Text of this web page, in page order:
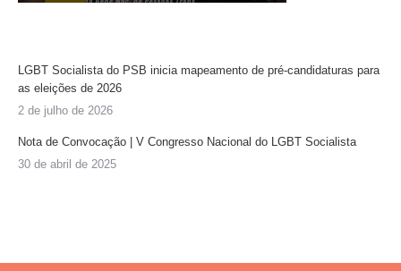
LGBT Socialista do PSB inicia mapeamento de pré-candidaturas para
as eleições de 2026
2 de julho de 2026
Nota de Convocação | V Congresso Nacional do LGBT Socialista
30 de abril de 2025